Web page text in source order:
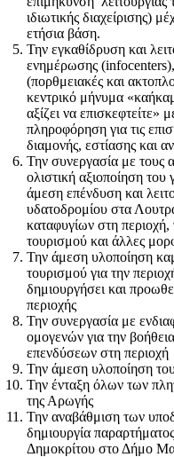
ιδιωτικής διαχείρισης)
ετήσια βάση.
Την εγκαθίδρυση και
ενημέρωσης (infocenters),
(πορθμειακές και
κεντρικό μήνυμα
αξίζει να
πληροφόρηση για τις
διαμονής, εστίασης και
Την συνεργασία με τους
ολιστική αξιοποίηση του
άμεση επένδυση και
υδατοδρομίου στα
καταφυγίων στη
τουρισμού και άλλες
Την άμεση υλοποίηση
τουρισμού για την
δημιουργήσει και
περιοχής
Την συνεργασία με
ομογενών για την
επενδύσεων στη περιοχή
Την άμεση υλοποίηση
Την ένταξη όλων των
της Αρωγής
Την αναβάθμιση των
δημιουργία
Δημοκρίτου στο Δήμο